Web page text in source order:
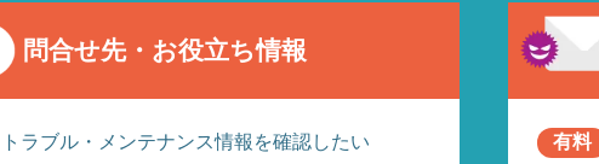
問合せ先・お役立ち情報
トラブル・メンテナンス情報を確認したい 有料